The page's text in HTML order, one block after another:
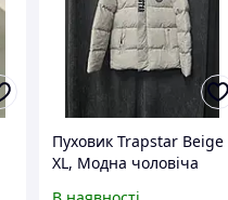
Пуховик Trapstar Beige
XL, Модна чоловіча